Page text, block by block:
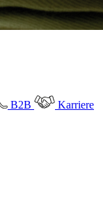
B2B Karriere